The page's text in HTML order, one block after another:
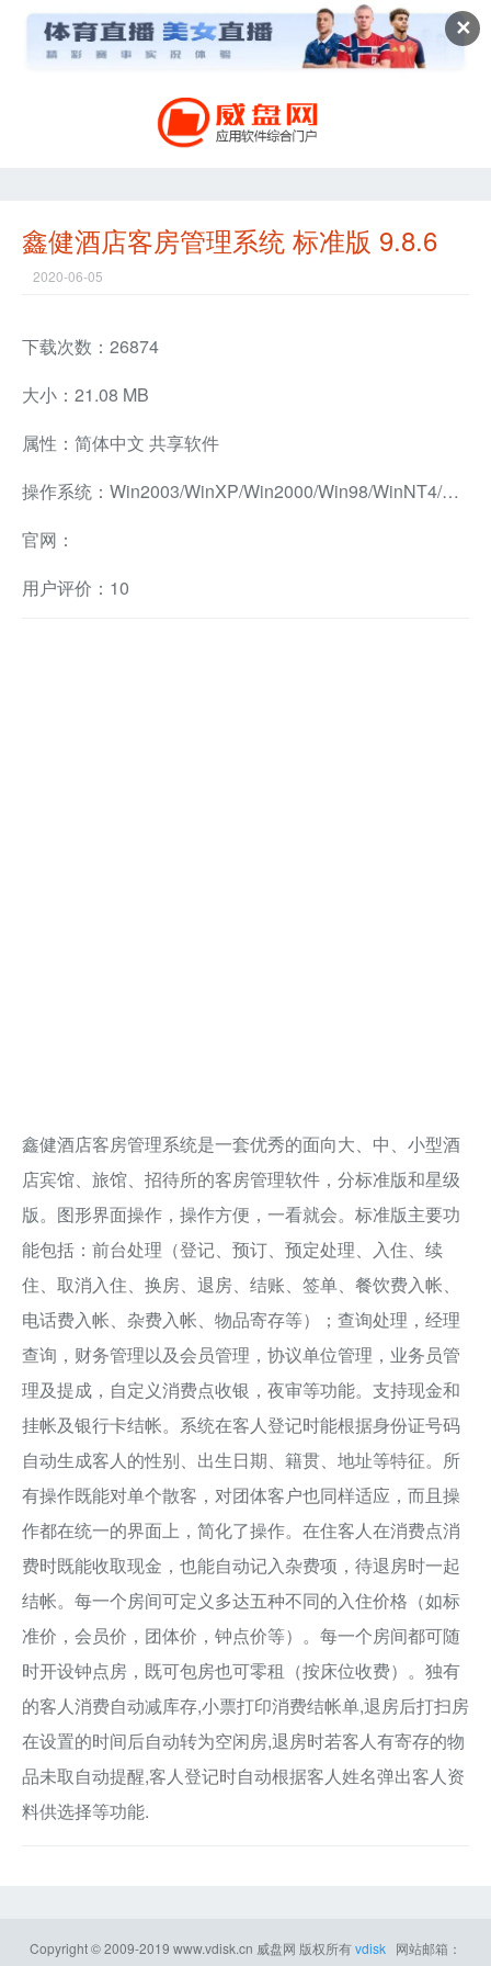
✕
鑫健酒店客房管理系统 标准版 9.8.6
2020-06-05
下载次数：26874
大小：21.08 MB
属性：简体中文 共享软件
操作系统：Win2003/WinXP/Win2000/Win98/WinNT4/WinMe兼容软件
官网：
用户评价：10
鑫健酒店客房管理系统是一套优秀的面向大、中、小型酒
店宾馆、旅馆、招待所的客房管理软件，分标准版和星级
版。图形界面操作，操作方便，一看就会。标准版主要功
能包括：前台处理（登记、预订、预定处理、入住、续
住、取消入住、换房、退房、结账、签单、餐饮费入帐、
电话费入帐、杂费入帐、物品寄存等）；查询处理，经理
查询，财务管理以及会员管理，协议单位管理，业务员管
理及提成，自定义消费点收银，夜审等功能。支持现金和
挂帐及银行卡结帐。系统在客人登记时能根据身份证号码
自动生成客人的性别、出生日期、籍贯、地址等特征。所
有操作既能对单个散客，对团体客户也同样适应，而且操
作都在统一的界面上，简化了操作。在住客人在消费点消
费时既能收取现金，也能自动记入杂费项，待退房时一起
结帐。每一个房间可定义多达五种不同的入住价格（如标
准价，会员价，团体价，钟点价等）。每一个房间都可随
时开设钟点房，既可包房也可零租（按床位收费）。独有
的客人消费自动减库存,小票打印消费结帐单,退房后打扫房
在设置的时间后自动转为空闲房,退房时若客人有寄存的物
品未取自动提醒,客人登记时自动根据客人姓名弹出客人资
料供选择等功能.
Copyright © 2009-2019 www.vdisk.cn 威盘网 版权所有vdisk 网站邮箱：